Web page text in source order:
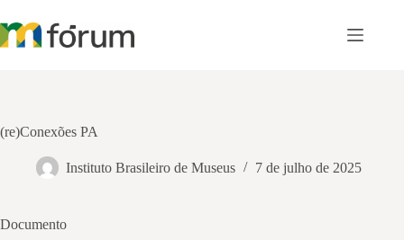
para
o
(re)Conexões PA
Instituto Brasileiro de Museus 7 de julho de 2025
Documento